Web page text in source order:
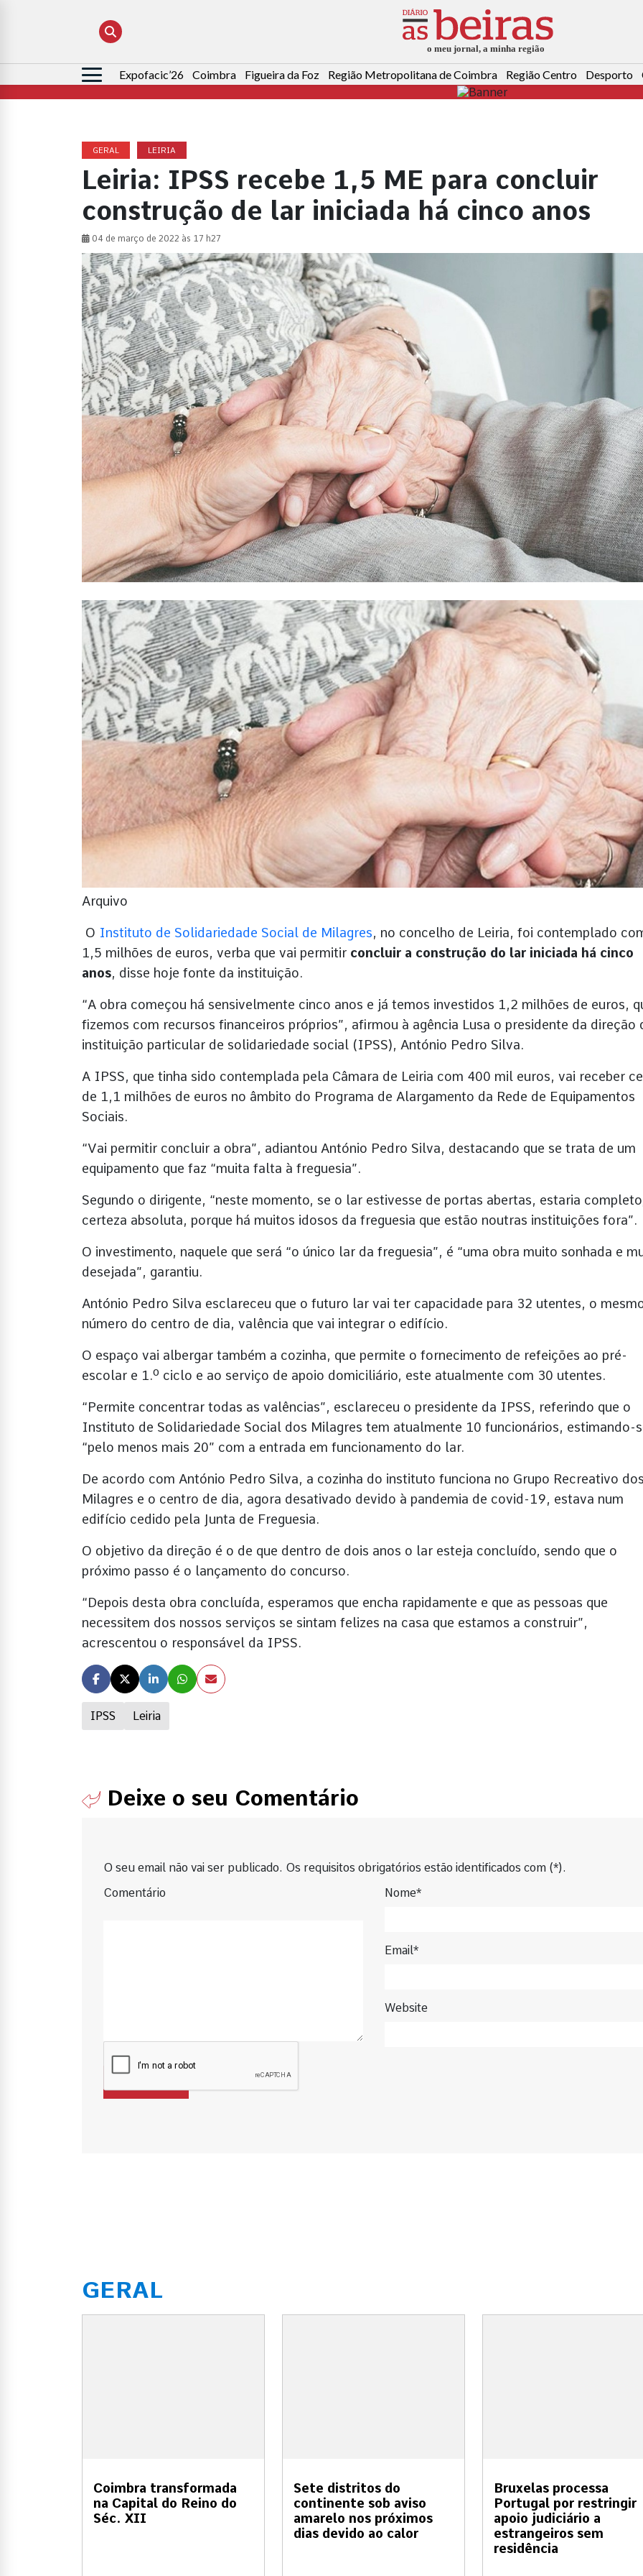
Pesquisar
por:
Expofacic’26 Coimbra Figueira da Foz Região Metropolitana de Coimbra Região Centro Desporto
GERAL LEIRIA
Leiria: IPSS recebe 1,5 ME para concluir
construção de lar iniciada há cinco anos
04 de março de 2022 às 17 h27
IPSS Leiria
Arquivo
O Instituto de Solidariedade Social de Milagres, no concelho de Leiria, foi contemplado
1,5 milhões de euros, verba que vai permitir concluir a construção do lar iniciada há cinco
anos, disse hoje fonte da instituição.
“A obra começou há sensivelmente cinco anos e já temos investidos 1,2 milhões de euros,
fizemos com recursos financeiros próprios”, afirmou à agência Lusa o presidente da direção
instituição particular de solidariedade social (IPSS), António Pedro Silva.
A IPSS, que tinha sido contemplada pela Câmara de Leiria com 400 mil euros, vai receber
de 1,1 milhões de euros no âmbito do Programa de Alargamento da Rede de Equipamentos
Sociais.
“Vai permitir concluir a obra”, adiantou António Pedro Silva, destacando que se trata de um
equipamento que faz “muita falta à freguesia”.
Segundo o dirigente, “neste momento, se o lar estivesse de portas abertas, estaria
certeza absoluta, porque há muitos idosos da freguesia que estão noutras instituições fora”.
O investimento, naquele que será “o único lar da freguesia”, é “uma obra muito sonhada e
desejada”, garantiu.
António Pedro Silva esclareceu que o futuro lar vai ter capacidade para 32 utentes, o
número do centro de dia, valência que vai integrar o edifício.
O espaço vai albergar também a cozinha, que permite o fornecimento de refeições ao pré-
escolar e 1.º ciclo e ao serviço de apoio domiciliário, este atualmente com 30 utentes.
“Permite concentrar todas as valências”, esclareceu o presidente da IPSS, referindo que o
Instituto de Solidariedade Social dos Milagres tem atualmente 10 funcionários, estimando-
“pelo menos mais 20” com a entrada em funcionamento do lar.
De acordo com António Pedro Silva, a cozinha do instituto funciona no Grupo Recreativo dos
Milagres e o centro de dia, agora desativado devido à pandemia de covid-19, estava num
edifício cedido pela Junta de Freguesia.
O objetivo da direção é o de que dentro de dois anos o lar esteja concluído, sendo que o
próximo passo é o lançamento do concurso.
“Depois desta obra concluída, esperamos que encha rapidamente e que as pessoas que
necessitem dos nossos serviços se sintam felizes na casa que estamos a construir”,
acrescentou o responsável da IPSS.
Deixe o seu Comentário
O seu email não vai ser publicado. Os requisitos obrigatórios estão identificados com (*).
Comentário
Nome*
Email*
Website
GERAL
Coimbra transformada
na Capital do Reino do
Séc. XII
Sete distritos do
continente sob aviso
amarelo nos próximos
dias devido ao calor
Bruxelas processa
Portugal por restringir
apoio judiciário a
estrangeiros sem
residência